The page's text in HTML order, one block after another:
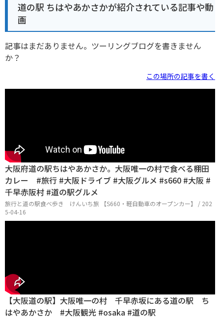
道の駅 ちはやあかさかが紹介されている記事や動
画
記事はまだありません。ツーリングブログを書きません
か？
この場所の記事を書く
大阪府道の駅ちはやあかさか。大阪唯一の村で食べる棚田
カレー #旅行 #大阪ドライブ #大阪グルメ #s660 #大阪 #
千早赤阪村 #道の駅グルメ
旅行と道の駅食べ歩き けんいち旅 【S660・軽自動車のオープンカー】 / 202
5-04-16
【大阪道の駅】大阪唯一の村 千早赤坂にある道の駅 ち
はやあかさか #大阪観光 #osaka #道の駅